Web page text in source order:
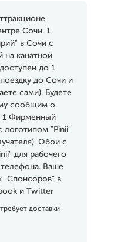
Сочи. 1
в Сочи с
на канатной
до 1
до Сочи и
сами). Будете
сообщим о
1 Фирменный
логотипом "Pinii"
Обои с
для рабочего
Ваше
"Спонсоров" в
и Twitter
доставки